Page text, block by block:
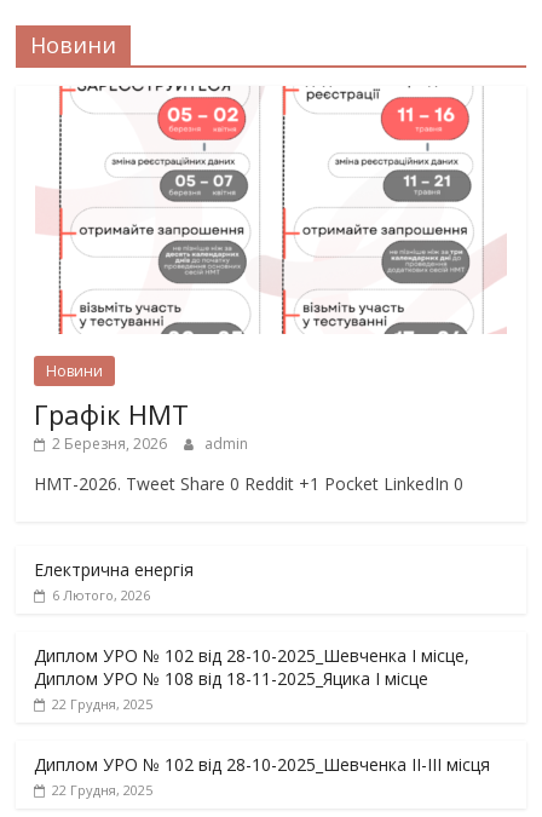
Новини
Новини
Графік НМТ
2 Березня, 2026 admin
НМТ-2026. Tweet Share 0 Reddit +1 Pocket LinkedIn 0
Електрична енергія
6 Лютого, 2026
Диплом УРО № 102 від 28-10-2025_Шевченка І місце,
Диплом УРО № 108 від 18-11-2025_Яцика І місце
22 Грудня, 2025
Диплом УРО № 102 від 28-10-2025_Шевченка ІІ-ІІІ місця
22 Грудня, 2025